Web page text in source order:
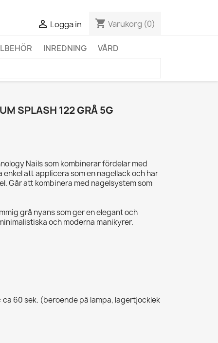
 Logga in shopping_cart Varukorg (0)
INREDNING VÅRD
SPLASH 122 GRÅ 5G
Nails som kombinerar fördelar med
enkel att applicera som en nagellack och har
Går att kombinera med nagelsystem som
grå nyans som ger en elegant och
och moderna manikyrer.
60 sek. (beroende på lampa, lagertjocklek